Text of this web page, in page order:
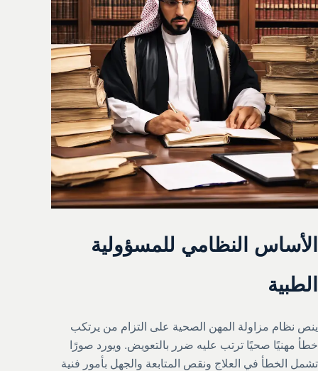
الأساس النظامي للمسؤولية
الطبية
ينص نظام مزاولة المهن الصحية على التزام من يرتكب
خطأ مهنيًا صحيًا ترتب عليه ضرر بالتعويض. ويورد صورًا
تشمل الخطأ في العلاج ونقص المتابعة والجهل بأمور فنية